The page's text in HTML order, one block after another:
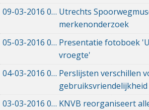
09-03-2016 09-03-2016 18:43
Utrechts
merkenonderzoek
05-03-2016 05-03-2016 12:00
Presentatie fotoboek
vroegte'
04-03-2016 04-03-2016 12:00
Perslijsten verschillen
gebruiksvriendelijkheid
03-03-2016 03-03-2016 12:00
KNVB reorganiseert